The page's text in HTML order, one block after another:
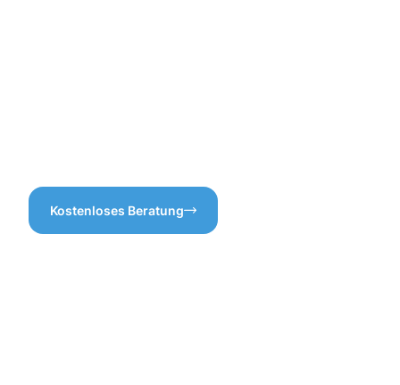
Kostenloses Beratung